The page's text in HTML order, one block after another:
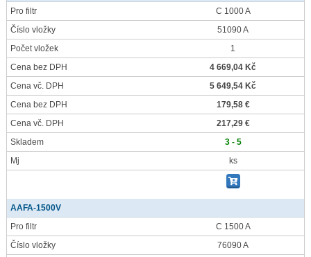
Pro filtr
C 1000 A
Číslo vložky
51090 A
Počet vložek
1
Cena bez DPH
4 669,04 Kč
Cena vč. DPH
5 649,54 Kč
Cena bez DPH
179,58 €
Cena vč. DPH
217,29 €
Skladem
3 - 5
Mj
ks
AAFA-1500V
Pro filtr
C 1500 A
Číslo vložky
76090 A